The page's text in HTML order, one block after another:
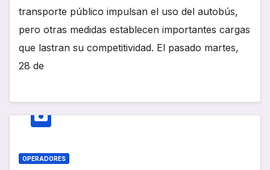
transporte público impulsan el uso del autobús,
pero otras medidas establecen importantes cargas
que lastran su competitividad. El pasado martes,
28 de
OPERADORES